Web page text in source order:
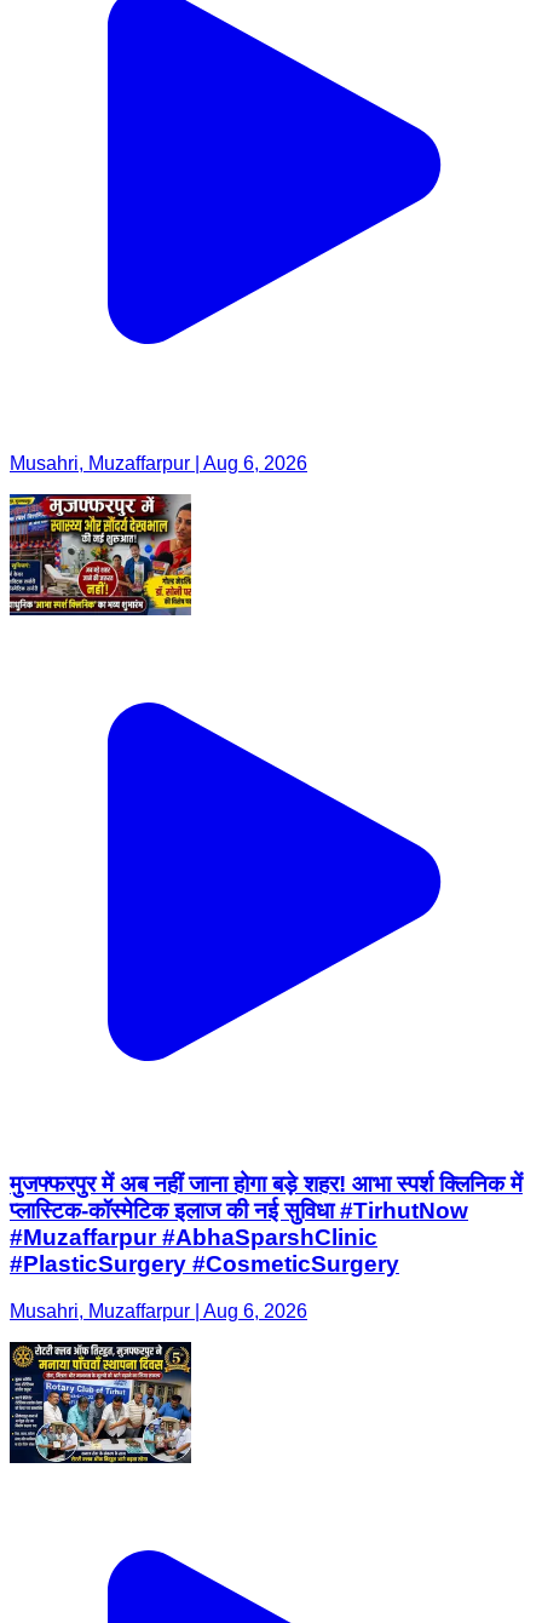
Musahri, Muzaffarpur | Aug 6, 2026
मुजफ्फरपुर में अब नहीं जाना होगा बड़े शहर! आभा स्पर्श क्लिनिक में
प्लास्टिक-कॉस्मेटिक इलाज की नई सुविधा #TirhutNow
#Muzaffarpur #AbhaSparshClinic
#PlasticSurgery #CosmeticSurgery
Musahri, Muzaffarpur | Aug 6, 2026